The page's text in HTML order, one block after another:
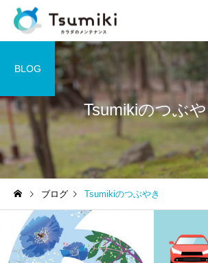
Tsumikiのつぶ
BLOG
ブログ Tsumikiのつぶやき